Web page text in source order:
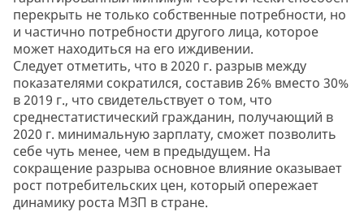
перекрыть не только собственные потребности, но
и частично потребности другого лица, которое
может находиться на его иждивении.
Следует отметить, что в 2020 г. разрыв между
показателями сократился, составив 26% вместо 30%
в 2019 г., что свидетельствует о том, что
среднестатистический гражданин, получающий в
2020 г. минимальную зарплату, сможет позволить
себе чуть менее, чем в предыдущем. На
сокращение разрыва основное влияние оказывает
рост потребительских цен, который опережает
динамику роста МЗП в стране.